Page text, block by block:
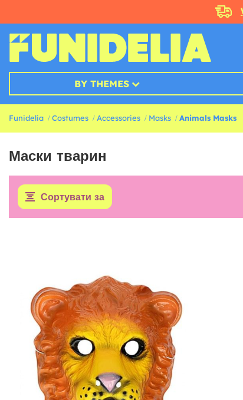
BY THEMES
Funidelia Costumes Accessories Masks Animals Masks
Маски тварин
Сортувати за